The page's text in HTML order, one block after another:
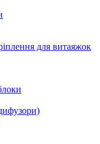
для витаяжок